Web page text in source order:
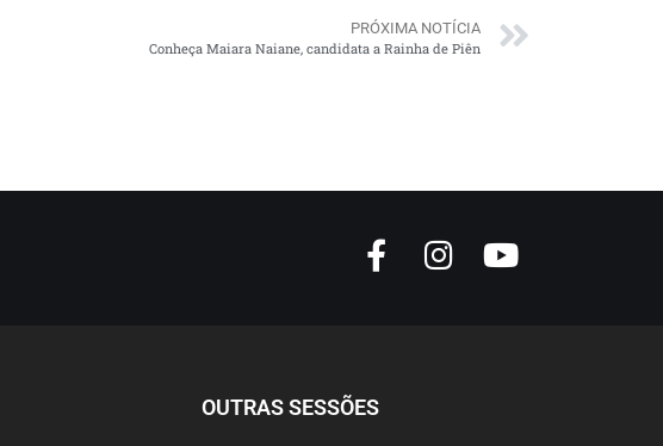
PRÓXIMA NOTÍCIA
Conheça Maiara Naiane, candidata a Rainha de Piên
OUTRAS SESSÕES